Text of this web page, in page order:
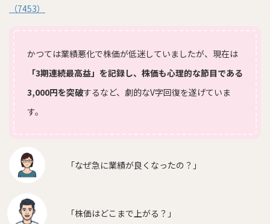
（7453）
かつては業績悪化で株価が低迷していましたが、現在は
「3期連続最高益」を記録し、株価も心理的な節目である
3,000円を突破するなど、劇的なV字回復を遂げていま
す。
「なぜ急に業績が良くなったの？」
「株価はどこまで上がる？」